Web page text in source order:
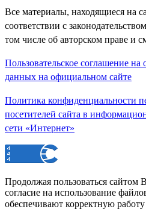
Все материалы, находящиеся на
соответствии с
том числе об авторском праве и
Пользовательское соглашение
данных на официальном сайте
Политика конфиденциальности
посетителей сайта в
сети «Интернет»
Продолжая пользоваться сайтом
согласие на использование
обеспечивают корректную работу